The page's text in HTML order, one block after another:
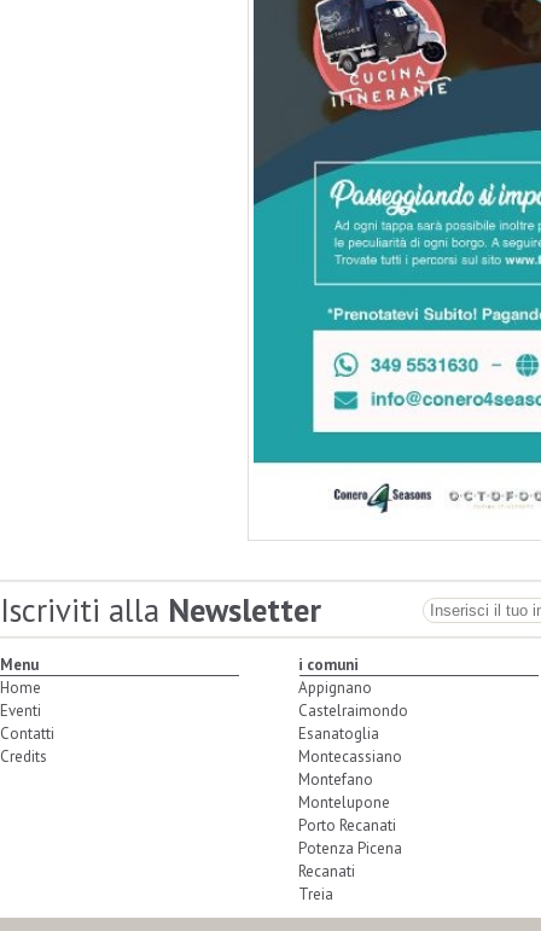
Iscriviti alla Newsletter
Menu
Home
Eventi
Contatti
Credits
i comuni
Appignano
Castelraimondo
Esanatoglia
Montecassiano
Montefano
Montelupone
Porto Recanati
Potenza Picena
Recanati
Treia